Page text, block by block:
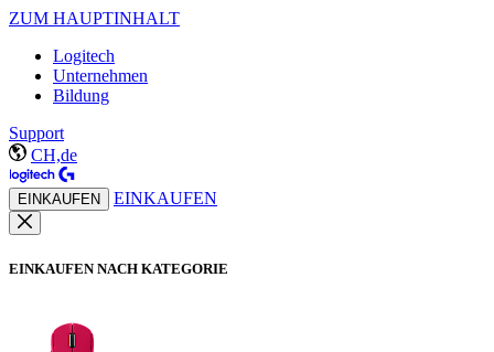
ZUM HAUPTINHALT
Logitech
Unternehmen
Bildung
Support
CH,de
EINKAUFEN EINKAUFEN
EINKAUFEN NACH KATEGORIE